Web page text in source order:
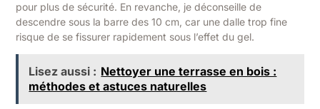
pour plus de sécurité. En revanche, je déconseille de
descendre sous la barre des 10 cm, car une dalle trop fine
risque de se fissurer rapidement sous l’effet du gel.
Lisez aussi : Nettoyer une terrasse en bois :
méthodes et astuces naturelles